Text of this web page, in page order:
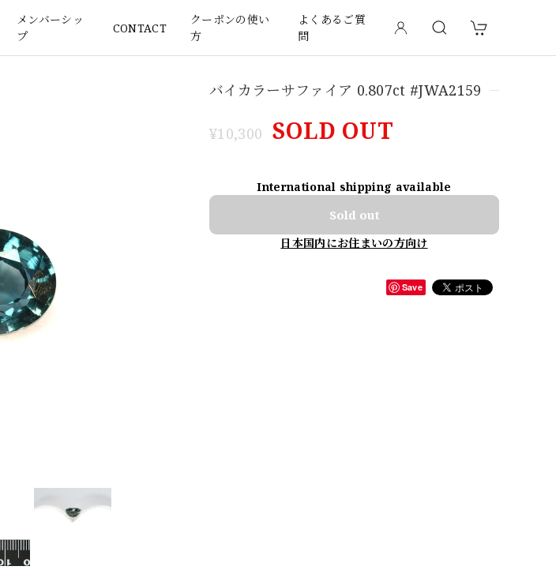
メンバーシッ
プ
CONTACT
クーポンの使い
方
よくあるご質
問
バイカラーサファイア 0.807ct #JWA2159
¥10,300 SOLD OUT
International shipping available
Sold out
日本国内にお住まいの方向け
Save